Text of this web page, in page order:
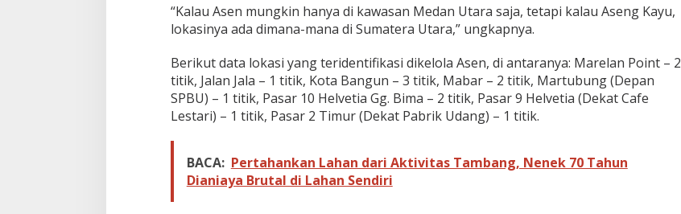
e
a
P
o
n
M
i
k
“Kalau Asen mungkin hanya di kawasan Medan Utara saja, tetapi kalau Aseng Kayu,
lokasinya ada dimana-mana di Sumatera Utara,” ungkapnya.
Berikut data lokasi yang teridentifikasi dikelola Asen, di antaranya: Marelan Point – 2
titik, Jalan Jala – 1 titik, Kota Bangun – 3 titik, Mabar – 2 titik, Martubung (Depan
SPBU) – 1 titik, Pasar 10 Helvetia Gg. Bima – 2 titik, Pasar 9 Helvetia (Dekat Cafe
Lestari) – 1 titik, Pasar 2 Timur (Dekat Pabrik Udang) – 1 titik.
BACA: Pertahankan Lahan dari Aktivitas Tambang, Nenek 70 Tahun
Dianiaya Brutal di Lahan Sendiri